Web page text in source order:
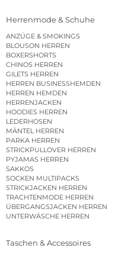
Herrenmode & Schuhe
ANZÜGE & SMOKINGS
BLOUSON HERREN
BOXERSHORTS
CHINOS HERREN
GILETS HERREN
HERREN BUSINESSHEMDEN
HERREN HEMDEN
HERRENJACKEN
HOODIES HERREN
LEDERHOSEN
MÄNTEL HERREN
PARKA HERREN
STRICKPULLOVER HERREN
PYJAMAS HERREN
SAKKOS
SOCKEN MULTIPACKS
STRICKJACKEN HERREN
TRACHTENMODE HERREN
ÜBERGANGSJACKEN HERREN
UNTERWÄSCHE HERREN
Taschen & Accessoires